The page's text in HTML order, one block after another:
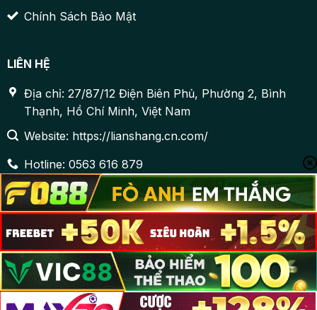
Chính Sách Bảo Mật
LIÊN HỆ
Địa chỉ: 27/87/12 Điện Biên Phủ, Phường 2, Bình
Thạnh, Hồ Chí Minh, Việt Nam
Website: https://lianshang.cn.com/
Hotline: 0563 616 879
Email:support@lianshang.cn.com
Postal Code: 700000
Hastag: #8day #8dayaccountant #CongGameUyTin
#CaCuocTrucTuyen #GameBai
©2025 Bản Quyền Thuộc Về 8Day